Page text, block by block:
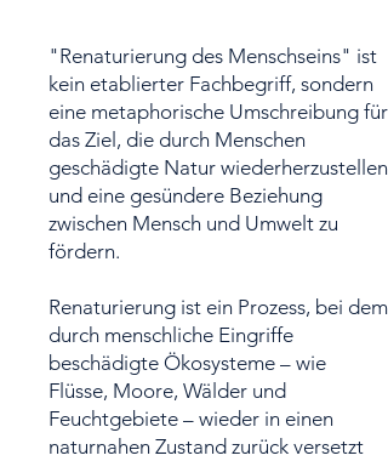
"Renaturierung des Menschseins" ist
kein etablierter Fachbegriff, sondern
eine metaphorische Umschreibung für
das Ziel, die durch Menschen
geschädigte Natur wiederherzustellen
und eine gesündere Beziehung
zwischen Mensch und Umwelt zu
fördern.
Renaturierung ist ein Prozess, bei dem
durch menschliche Eingriffe
beschädigte Ökosysteme – wie
Flüsse, Moore, Wälder und
Feuchtgebiete – wieder in einen
naturnahen Zustand zurück versetzt